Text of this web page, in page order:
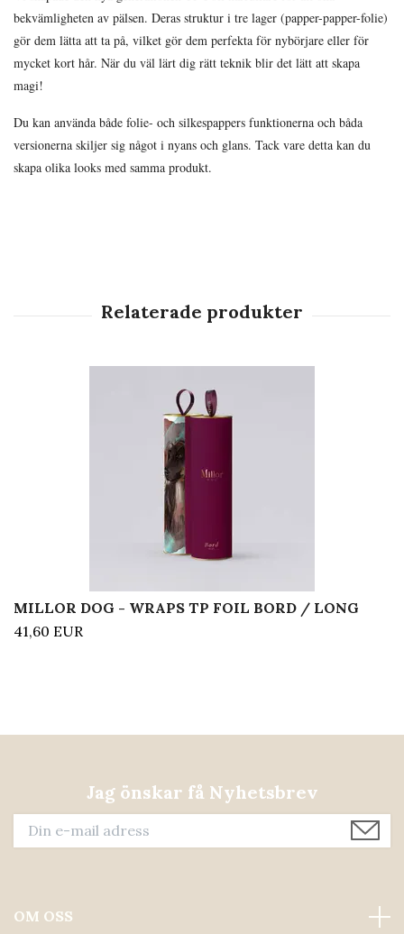
bekvämligheten av pälsen. Deras struktur i tre lager (papper-papper-folie)
gör dem lätta att ta på, vilket gör dem perfekta för nybörjare eller för
mycket kort hår. När du väl lärt dig rätt teknik blir det lätt att skapa
magi!
Du kan använda både folie- och silkespappers funktionerna och båda
versionerna skiljer sig något i nyans och glans. Tack vare detta kan du
skapa olika looks med samma produkt.
MILLOR DOG - WRAPS TP FOIL BORD / LONG
41,60 EUR
Jag önskar få Nyhetsbrev
OM OSS